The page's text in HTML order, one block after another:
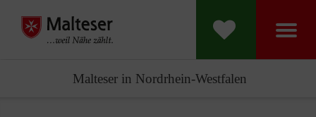
Malteser in Nordrhein-Westfalen